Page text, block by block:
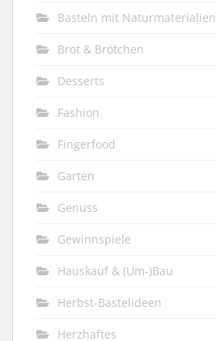
Basteln mit Naturmaterialien
Brot & Brötchen
Desserts
Fashion
Fingerfood
Garten
Genuss
Gewinnspiele
Hauskauf & (Um-)Bau
Herbst-Bastelideen
Herzhaftes